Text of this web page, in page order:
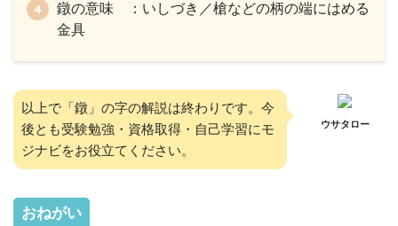
鐓の意味 ：いしづき／槍などの柄の端にはめる
金具
以上で「鐓」の字の解説は終わりです。今
後とも受験勉強・資格取得・自己学習にモ
ジナビをお役立てください。
ウサタロー
おねがい